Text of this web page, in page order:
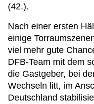
(42.).
Nach einer ersten
einige
viel mehr gute
DFB-Team mit dem
die Gastgeber, bei
Wechseln litt, im
Deutschland